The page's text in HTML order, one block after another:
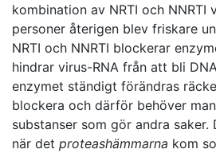
kombination av NRTI och NNRTI
personer återigen blev friskare
NRTI och NNRTI blockerar
hindrar virus-RNA från att bli
enzymet ständigt förändras
blockera och därför behöver
substanser som gör andra saker.
när det proteashämmarna kom